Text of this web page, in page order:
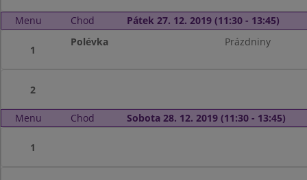
Menu Chod Pátek 27. 12. 2019 (11:30 - 13:45)
1
Polévka Prázdniny
2
Menu Chod Sobota 28. 12. 2019 (11:30 - 13:45)
1